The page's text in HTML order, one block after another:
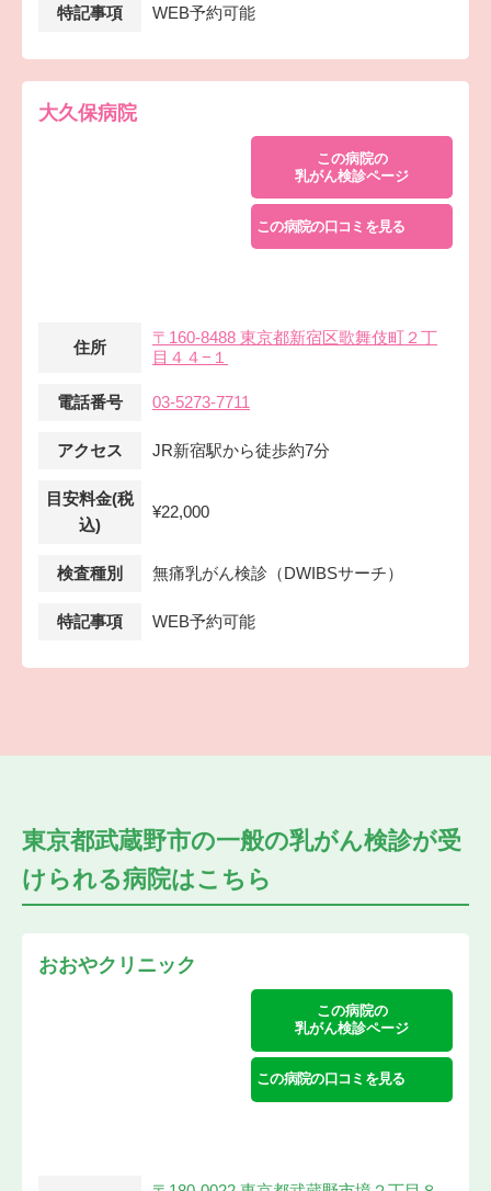
特記事項 WEB予約可能
大久保病院
この病院の
乳がん検診ページ
この病院の口コミを見る
住所
〒160-8488 東京都新宿区歌舞伎町２丁
目４４−１
電話番号 03-5273-7711
アクセス JR新宿駅から徒歩約7分
目安料金(税
込)
¥22,000
検査種別 無痛乳がん検診（DWIBSサーチ）
特記事項 WEB予約可能
東京都武蔵野市の一般の乳がん検診が受
けられる病院はこちら
おおやクリニック
この病院の
乳がん検診ページ
この病院の口コミを見る